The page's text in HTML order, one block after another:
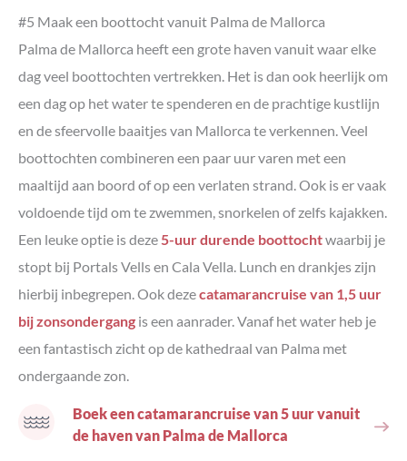
#5 Maak een boottocht vanuit Palma de Mallorca
Palma de Mallorca heeft een grote haven vanuit waar elke
dag veel boottochten vertrekken. Het is dan ook heerlijk om
een dag op het water te spenderen en de prachtige kustlijn
en de sfeervolle baaitjes van Mallorca te verkennen. Veel
boottochten combineren een paar uur varen met een
maaltijd aan boord of op een verlaten strand. Ook is er vaak
voldoende tijd om te zwemmen, snorkelen of zelfs kajakken.
Een leuke optie is deze 5-uur durende boottochtwaarbij je
stopt bij Portals Vells en Cala Vella. Lunch en drankjes zijn
hierbij inbegrepen. Ook dezecatamarancruise van 1,5 uur
bij zonsondergang is een aanrader. Vanaf het water heb je
een fantastisch zicht op de kathedraal van Palma met
ondergaande zon.
Boek een catamarancruise van 5 uur vanuit
de haven van Palma de Mallorca